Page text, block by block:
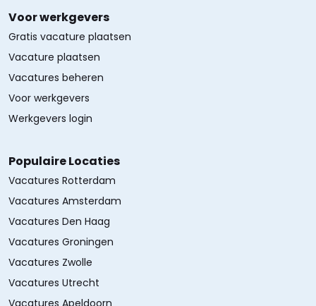
Voor werkgevers
Gratis vacature plaatsen
Vacature plaatsen
Vacatures beheren
Voor werkgevers
Werkgevers login
Populaire Locaties
Vacatures Rotterdam
Vacatures Amsterdam
Vacatures Den Haag
Vacatures Groningen
Vacatures Zwolle
Vacatures Utrecht
Vacatures Apeldoorn